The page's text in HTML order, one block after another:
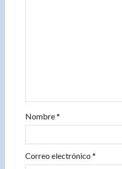
a
Nombre*
Correo electrónico *